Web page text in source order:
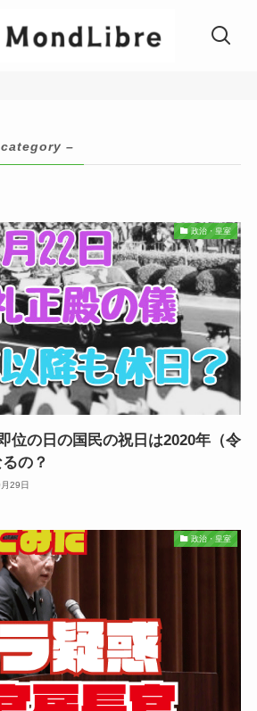
–
政治・皇室
位の日の国民の祝日は2020年（令
の？
29日
政治・皇室